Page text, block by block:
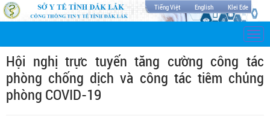
Tiếng Việt English Klei Ede
Hội nghị trực tuyến tăng cường công tác
phòng chống dịch và công tác tiêm chủng
phòng COVID-19